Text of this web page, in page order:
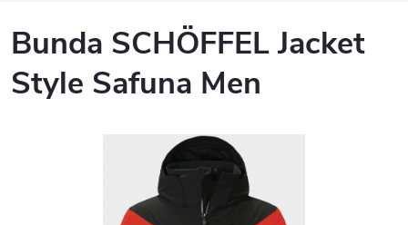
Bunda SCHÖFFEL Jacket
Style Safuna Men